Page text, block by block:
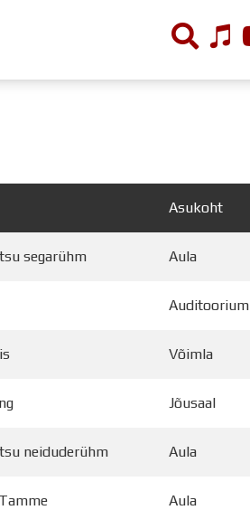
Huviringid
Projektid
Asukoht
segarühm Aula
Auditoorium
Võimla
Jõusaal
neiduderühm Aula
Aula